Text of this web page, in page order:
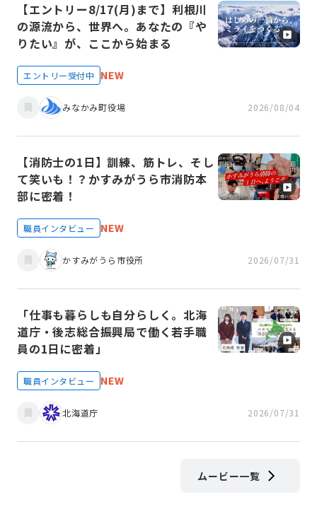
【エントリー8/17(月)まで】利根川
の源流から、世界へ。あなたの『や
りたい』が、ここから始まる
エントリー受付中 NEW
みなかみ町役場 2026/08/04
【消防士の1日】訓練、筋トレ、そし
て笑いも！？かすみがうら市消防本
部に密着！
職員インタビュー NEW
かすみがうら市役所 2026/07/31
「仕事も暮らしも自分らしく。北海
道庁・後志総合振興局で働く若手職
員の1日に密着」
職員インタビュー NEW
北海道庁 2026/07/31
ムービー一覧